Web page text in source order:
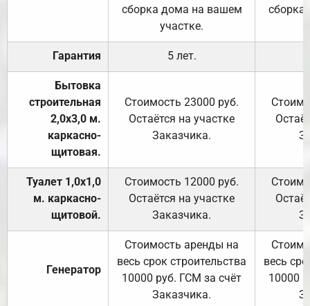
сборка дома на вашем
участке.
Гарантия 5 лет.
Бытовка
строительная
2,0х3,0 м.
каркасно-
щитовая.
Стоимость 23000 руб.
Остаётся на участке
Заказчика.
Туалет 1,0х1,0
м. каркасно-
щитовой.
Стоимость 12000 руб.
Остаётся на участке
Заказчика.
Генератор
Стоимость аренды на
весь срок строительства
10000 руб. ГСМ за счёт
Заказчика.
весь
10000